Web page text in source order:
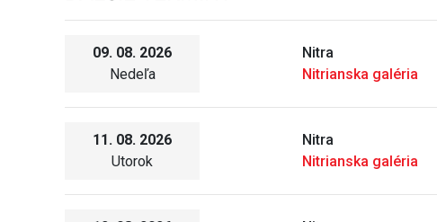
09. 08. 2026
Nedeľa
Nitra
Nitrianska galéria
11. 08. 2026
Utorok
Nitra
Nitrianska galéria